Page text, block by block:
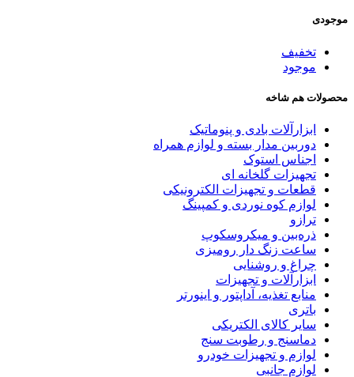
موجودی
تخفیف
موجود
محصولات هم شاخه
ابزارآلات بادی و پنوماتیک
دوربین مدار بسته و لوازم همراه
اجناس استوک
تجهیزات گلخانه ای
قطعات و تجهیزات الکترونیکی
لوازم کوه نوردی و کمپینگ
ترازو
ذره‌بین و میکروسکوپ
ساعت زنگ دار رومیزی
چراغ و روشنایی
ابزارآلات و تجهیزات
منابع تغذیه، آداپتور و اینورتر
باتری
سایر کالای الکتریکی
دماسنج و رطوبت سنج
لوازم و تجهیزات خودرو
لوازم جانبی